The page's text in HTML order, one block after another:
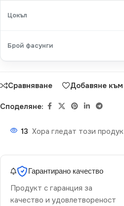
Цокъл
Брой фасунги
Сравняване Добавяне
Споделяне:
13 Хора гледат този
Гарантирано качество
Продукт с гаранция за
качество и удовлетвореност